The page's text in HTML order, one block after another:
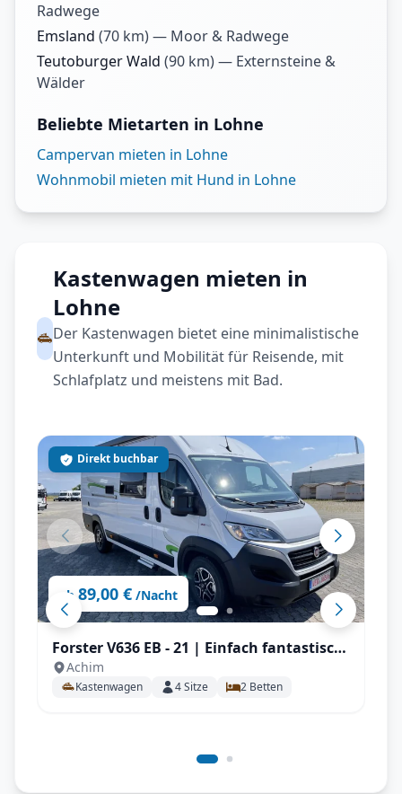
Radwege
Emsland (70 km) — Moor & Radwege
Teutoburger Wald (90 km) — Externsteine &
Wälder
Beliebte Mietarten in Lohne
Campervan mieten in Lohne
Wohnmobil mieten mit Hund in Lohne
Kastenwagen mieten in
Lohne
Der Kastenwagen bietet eine minimalistische
Unterkunft und Mobilität für Reisende, mit
Schlafplatz und meistens mit Bad.
ab 89,00 € /Nacht
Direkt buchbar
Forster V636 EB - 21 | Einfach fantastisch
für Teamplayer, ideal für 2 Personen mit
AHK, Solar uvm.
Achim
Kastenwagen 4Sitze 2 Betten